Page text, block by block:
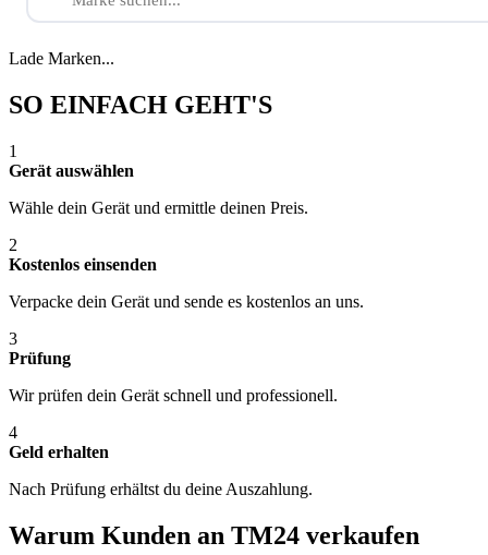
Lade Marken...
SO EINFACH GEHT'S
1
Gerät auswählen
Wähle dein Gerät und ermittle deinen Preis.
2
Kostenlos einsenden
Verpacke dein Gerät und sende es kostenlos an uns.
3
Prüfung
Wir prüfen dein Gerät schnell und professionell.
4
Geld erhalten
Nach Prüfung erhältst du deine Auszahlung.
Warum Kunden an TM24 verkaufen